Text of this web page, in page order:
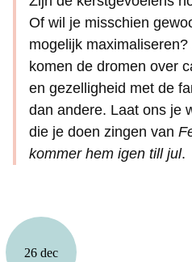
Of wil je misschien
mogelijk
komen de dromen over
en gezelligheid met de
dan andere. Laat ons je
die je doen zingen van
kommer hem igen till jul.
26 dec
Familie